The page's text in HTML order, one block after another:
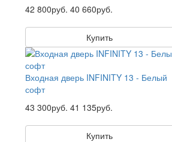
42 800руб. 40 660руб.
Купить
Входная дверь INFINITY 13 - Белый
софт
43 300руб. 41 135руб.
Купить